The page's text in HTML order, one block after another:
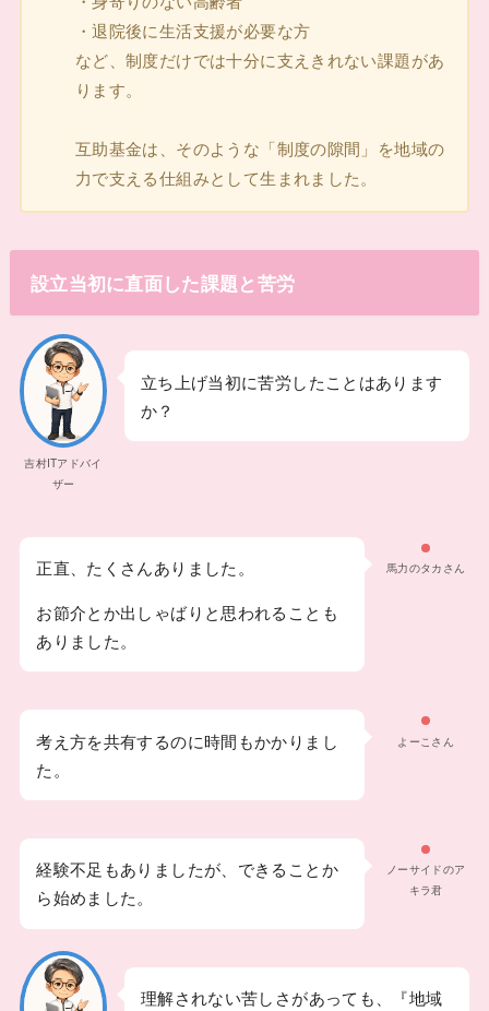
・退院後に生活支援が必要な方
など、制度だけでは十分に支えきれない課題があ
ります。
互助基金は、そのような「制度の隙間」を地域の
力で支える仕組みとして生まれました。
設立当初に直面した課題と苦労
吉村ITアドバイ
ザー
立ち上げ当初に苦労したことはあります
か？
馬力のタカさん
正直、たくさんありました。
お節介とか出しゃばりと思われることも
ありました。
よーこさん
考え方を共有するのに時間もかかりまし
た。
ノーサイドのア
キラ君
経験不足もありましたが、できることか
ら始めました。
理解されない苦しさがあっても、『地域